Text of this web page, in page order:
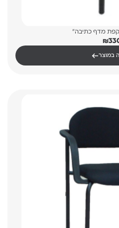
מדף כתיבה"
₪
←במוצר